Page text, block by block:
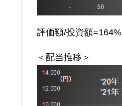
評価額/投資額=164%
＜配当推移＞